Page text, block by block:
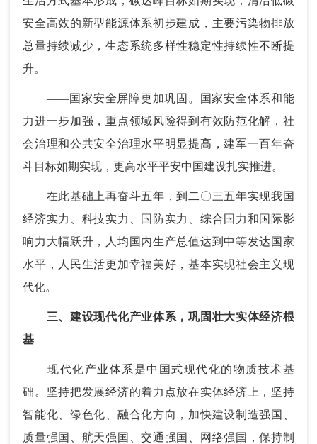
安全高效的新型能源体系初步建成，主要污染物排放
总量持续减少，生态系统多样性稳定性持续性不断提
升。
——国家安全屏障更加巩固。国家安全体系和能
力进一步加强，重点领域风险得到有效防范化解，社
会治理和公共安全治理水平明显提高，建军一百年奋
斗目标如期实现，更高水平平安中国建设扎实推进。
在此基础上再奋斗五年，到二〇三五年实现我国
经济实力、科技实力、国防实力、综合国力和国际影
响力大幅跃升，人均国内生产总值达到中等发达国家
水平，人民生活更加幸福美好，基本实现社会主义现
代化。
三、建设现代化产业体系，巩固壮大实体经济根
基
现代化产业体系是中国式现代化的物质技术基
础。坚持把发展经济的着力点放在实体经济上，坚持
智能化、绿色化、融合化方向，加快建设制造强国、
质量强国、航天强国、交通强国、网络强国，保持制